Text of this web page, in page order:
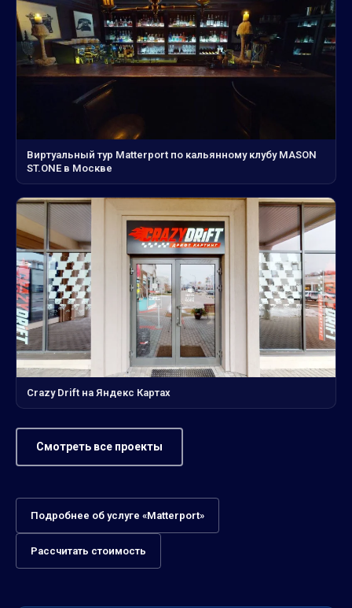
Виртуальный тур Matterport по кальянному клубу MASON
ST.ONE в Москве
Crazy Drift на Яндекс Картах
Смотреть все проекты
Подробнее об услуге «Matterport»
Рассчитать стоимость